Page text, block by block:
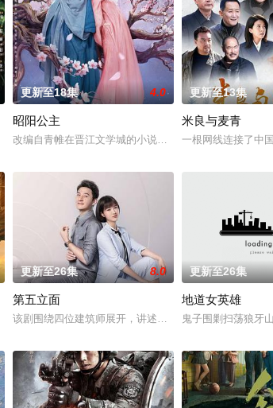
及第入翰林院的奇女子。十年前的她被他从死人堆里救出
女儿奴的属性，请求老炮儿顾炎带自己用程序员身份卧底
更新至18集 4.0
昭阳公主
改编自青帷在晋江文学城的小说《平阳公主》。
更新至13集
米良与麦青
一根网线连接了中
据党中央指示，高景波、徐邵梁、孙希光和黄鹰等人开始
企业，实业报国的故事。甲午战争后，国家蒙羞，张謇虽
更新至26集 8.0
第五立面
该剧围绕四位建筑师展开，讲述了他们在中意合作项目
更新至26集
地道女英雄
鬼子围剿扫荡狼牙